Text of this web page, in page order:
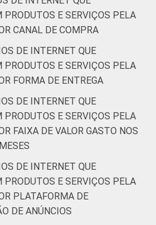
Mais de 3 SM até 5
SM
de 5 SM até 10
SM
18
Mais de 10 SM
Não tem renda 7
Não sabe
Não respondeu
PRODUTOS E SERVIÇOS PELA
CANAL DE COMPRA
DE INTERNET QUE
PRODUTOS E SERVIÇOS PELA
FORMA DE ENTREGA
DE INTERNET QUE
PRODUTOS E SERVIÇOS PELA
FAIXA DE VALOR GASTO NOS
DE INTERNET QUE
PRODUTOS E SERVIÇOS PELA
PLATAFORMA DE
DE ANÚNCIOS